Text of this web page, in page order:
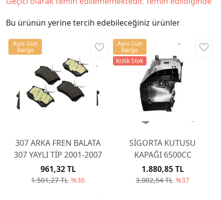
Bu ürünün yerine tercih edebileceğiniz ürünler
307 ARKA FREN BALATA
307 YAYLI TİP 2001-2007
1.501,27 TL %36
961,32 TL
Aynı Gün
Kargo
SİGORTA KUTUSU
KAPAĞI 6500CC
3.002,54 TL %37
1.880,85 TL
Aynı Gün
Kargo
Kritik Stok